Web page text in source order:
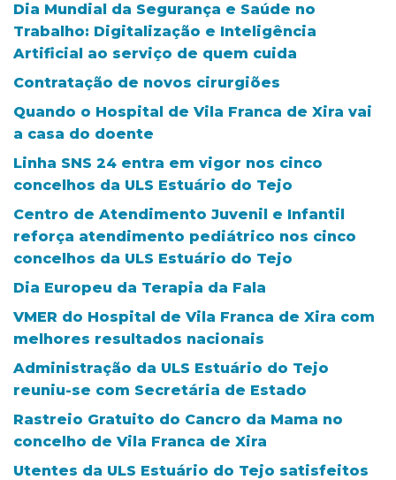
Dia Mundial da Segurança e Saúde no
Trabalho: Digitalização e Inteligência
Artificial ao serviço de quem cuida
Contratação de novos cirurgiões
Quando o Hospital de Vila Franca de Xira vai
a casa do doente
Linha SNS 24 entra em vigor nos cinco
concelhos da ULS Estuário do Tejo
Centro de Atendimento Juvenil e Infantil
reforça atendimento pediátrico nos cinco
concelhos da ULS Estuário do Tejo
Dia Europeu da Terapia da Fala
VMER do Hospital de Vila Franca de Xira com
melhores resultados nacionais
Administração da ULS Estuário do Tejo
reuniu-se com Secretária de Estado
Rastreio Gratuito do Cancro da Mama no
concelho de Vila Franca de Xira
Utentes da ULS Estuário do Tejo satisfeitos